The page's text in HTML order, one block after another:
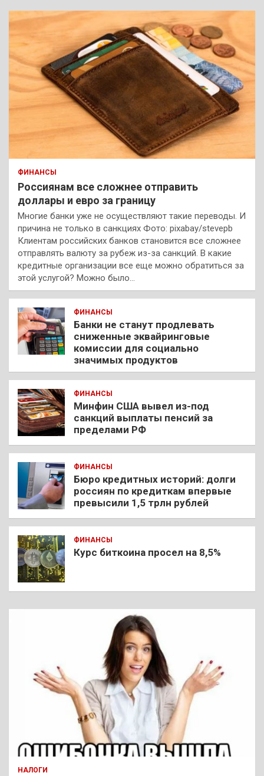
ФИНАНСЫ
Россиянам все сложнее отправить
доллары и евро за границу
Многие банки уже не осуществляют такие переводы. И
причина не только в санкциях Фото: pixabay/stevepb
Клиентам российских банков становится все сложнее
отправлять валюту за рубеж из-за санкций. В какие
кредитные организации все еще можно обратиться за
этой услугой? Можно было…
ФИНАНСЫ
Банки не станут продлевать
сниженные эквайринговые
комиссии для социально
значимых продуктов
ФИНАНСЫ
Минфин США вывел из-под
санкций выплаты пенсий за
пределами РФ
ФИНАНСЫ
Бюро кредитных историй: долги
россиян по кредиткам впервые
превысили 1,5 трлн рублей
ФИНАНСЫ
Курс биткоина просел на 8,5%
НАЛОГИ